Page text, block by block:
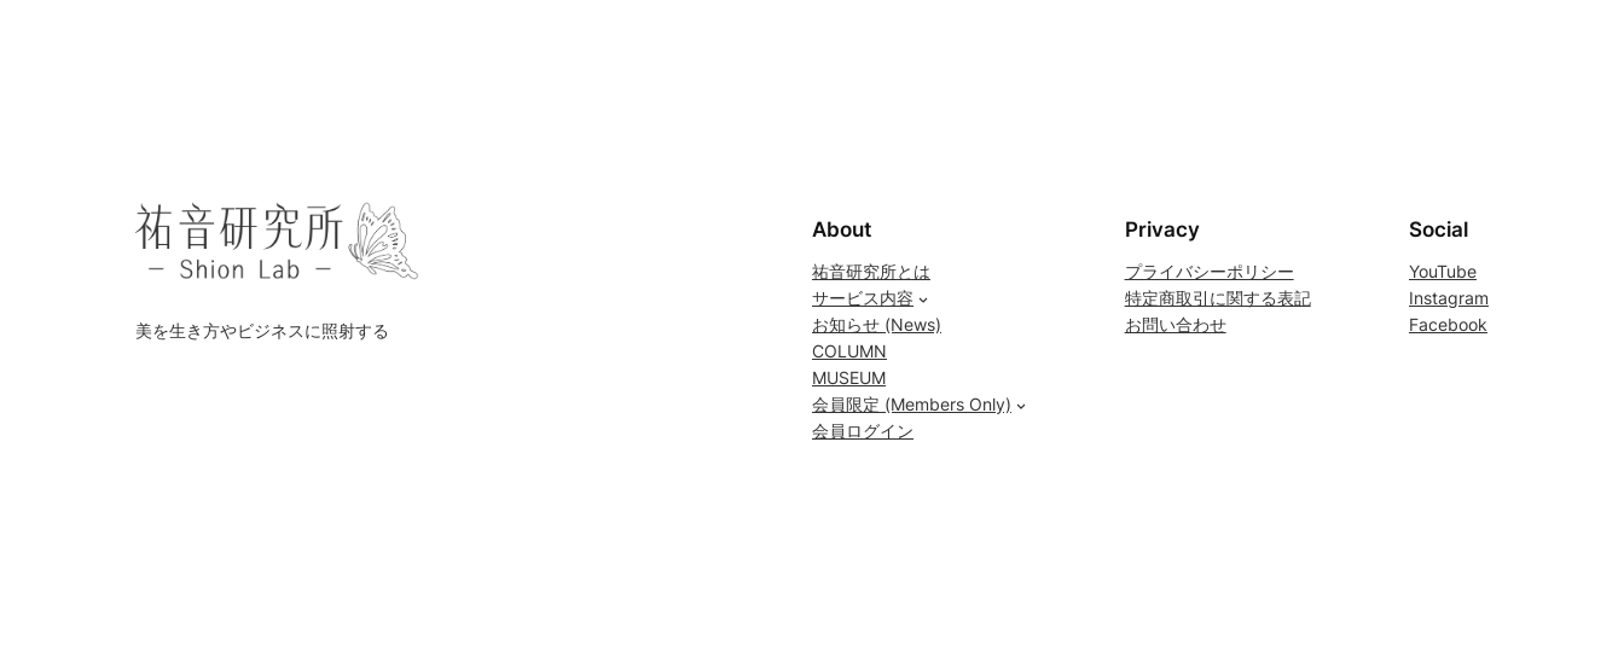
美を生き方やビジネスに照射する
About
祐音研究所とは
サービス内容
お知らせ (News)
COLUMN
MUSEUM
会員限定 (Members Only)
会員ログイン
Privacy
プライバシーポリシー
特定商取引に関する表記
お問い合わせ
Social
YouTube
Instagram
Facebook